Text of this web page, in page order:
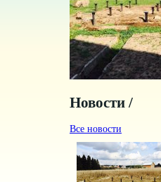
Новости /
Все новости